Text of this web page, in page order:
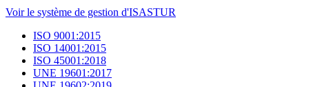
Voir le système de gestion d'ISASTUR
ISO 9001:2015
ISO 14001:2015
ISO 45001:2018
UNE 19601:2017